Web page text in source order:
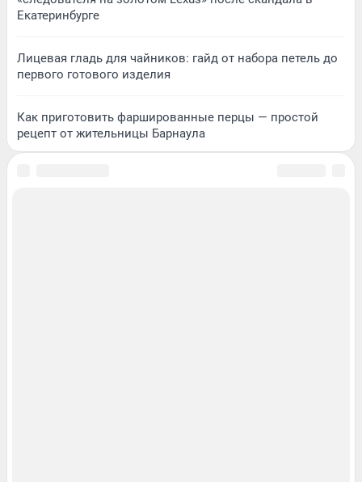
Екатеринбурге
Лицевая гладь для чайников: гайд от набора петель до
первого готового изделия
Как приготовить фаршированные перцы — простой
рецепт от жительницы Барнаула